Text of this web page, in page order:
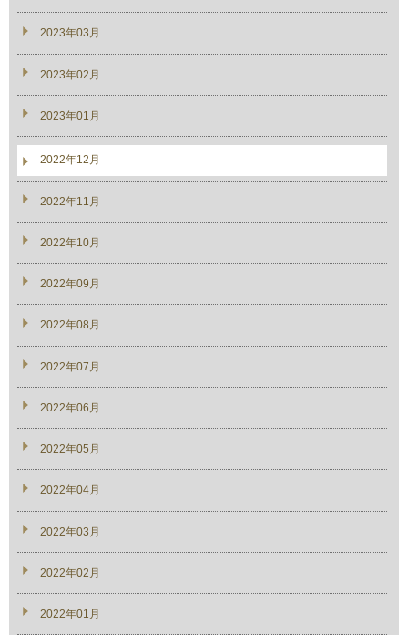
2023年03月
2023年02月
2023年01月
2022年12月
2022年11月
2022年10月
2022年09月
2022年08月
2022年07月
2022年06月
2022年05月
2022年04月
2022年03月
2022年02月
2022年01月